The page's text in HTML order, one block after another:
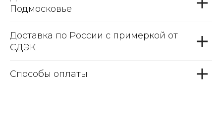
Подмосковье
Доставка по России с примеркой от
СДЭК
Способы оплаты